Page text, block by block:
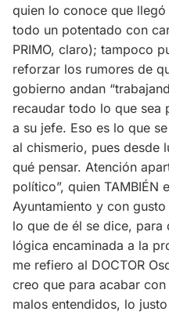
quien lo conoce que
todo un potentado con
PRIMO, claro); tampoco
reforzar los rumores de
gobierno andan
recaudar todo lo que sea
a su jefe. Eso es lo que
al chismerio, pues desde
qué pensar. Atención
político”, quien TAMBIÉN
Ayuntamiento y con
lo que de él se dice, para
lógica encaminada a la
me refiero al DOCTOR
creo que para acabar
malos entendidos, lo